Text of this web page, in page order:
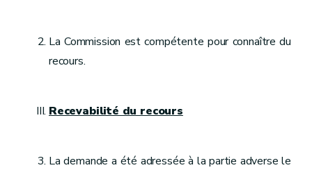
La Commission est compétente pour connaître du
recours.
Recevabilité du recours
La demande a été adressée à la partie adverse le